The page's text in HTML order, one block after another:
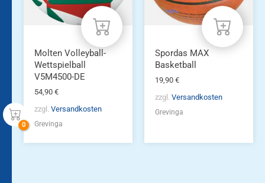
Molten Volleyball-
Wettspielball
V5M4500-DE
54,90 €
zzgl. Versandkosten
Grevinga
Spordas MAX
Basketball
19,90 €
zzgl. Versandkosten
Grevinga